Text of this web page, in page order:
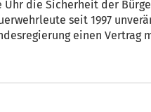
die Sicherheit der
seit 1997
einen Vertrag